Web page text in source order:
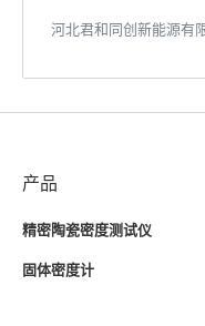
河北君和同创新能源有
产品
精密陶瓷密度测试仪
固体密度计